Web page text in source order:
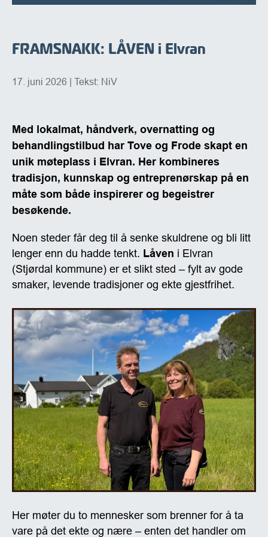
FRAMSNAKK: LÅVEN i Elvran
17. juni 2026 | Tekst: NiV
Med lokalmat, håndverk, overnatting og
behandlingstilbud har Tove og Frode skapt en
unik møteplass i Elvran. Her kombineres
tradisjon, kunnskap og entreprenørskap på en
måte som både inspirerer og begeistrer
besøkende.
Noen steder får deg til å senke skuldrene og bli litt
lenger enn du hadde tenkt. Låven i Elvran
(Stjørdal kommune) er et slikt sted – fylt av gode
smaker, levende tradisjoner og ekte gjestfrihet.
Her møter du to mennesker som brenner for å ta
vare på det ekte og nære – enten det handler om